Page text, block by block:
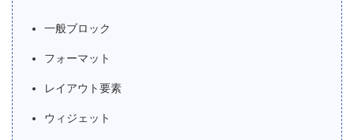
一般ブロック
フォーマット
レイアウト要素
ウィジェット